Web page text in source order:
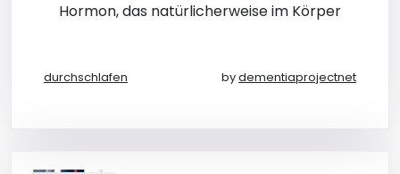
Hormon, das natürlicherweise im Körper
durchschlafen bydementiaprojectnet